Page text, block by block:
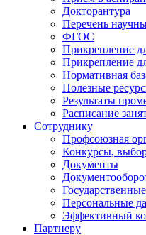
Докторантура
Перечень
ФГОС
Прикрепление
Прикрепление
Нормативная
Полезные
Результаты
Расписание
Сотруднику
Профсоюзная
Конкурсы,
Документы
Персональные
Эффективный
Партнеру